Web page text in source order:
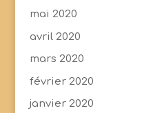
mai 2020
avril 2020
mars 2020
février 2020
janvier 2020